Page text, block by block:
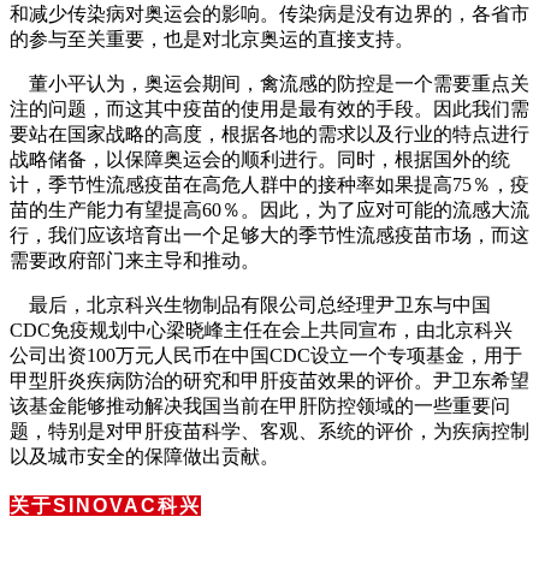
和减少传染病对奥运会的影响。传染病是没有边界的，各省市
的参与至关重要，也是对北京奥运的直接支持。
董小平认为，奥运会期间，禽流感的防控是一个需要重点关
注的问题，而这其中疫苗的使用是最有效的手段。因此我们需
要站在国家战略的高度，根据各地的需求以及行业的特点进行
战略储备，以保障奥运会的顺利进行。同时，根据国外的统
计，季节性流感疫苗在高危人群中的接种率如果提高75％，疫
苗的生产能力有望提高60％。因此，为了应对可能的流感大流
行，我们应该培育出一个足够大的季节性流感疫苗市场，而这
需要政府部门来主导和推动。
最后，北京科兴生物制品有限公司总经理尹卫东与中国
CDC免疫规划中心梁晓峰主任在会上共同宣布，由北京科兴
公司出资100万元人民币在中国CDC设立一个专项基金，用于
甲型肝炎疾病防治的研究和甲肝疫苗效果的评价。尹卫东希望
该基金能够推动解决我国当前在甲肝防控领域的一些重要问
题，特别是对甲肝疫苗科学、客观、系统的评价，为疾病控制
以及城市安全的保障做出贡献。
关于SINOVAC科兴